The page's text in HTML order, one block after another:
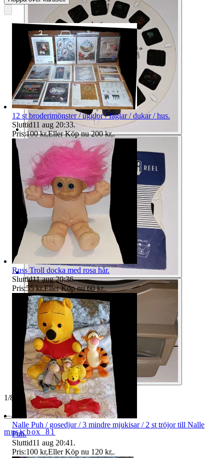
1/8
musicbox_81
12 st broderimönster / ugglor / fåglar / dukar / hus.
Sluttid11 aug 20:33.
Pris:100 kr,Eller Köp nu 200 kr,.
Russ Troll docka med rosa hår.
Sluttid11 aug 20:36.
Pris:55 kr,Eller Köp nu 60 kr,.
Nalle Puh / gosedjur / 3 mindre mjukisar / 2 st tröjor till Nalle
Puh.
Sluttid11 aug 20:41 .
Pris:100 kr,Eller Köp nu 120 kr,.